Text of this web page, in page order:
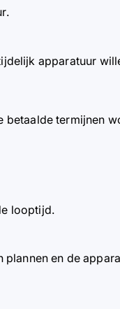
apparatuur
betaalde termijnen
looptijd.
en de